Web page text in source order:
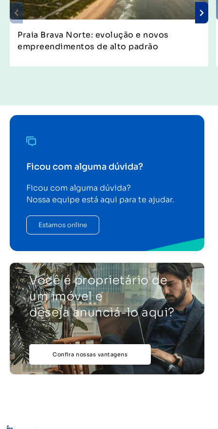
Praia Brava Norte: evolução e novos
empreendimentos de alto padrão
Ficou com alguma dúvida?
Ficou com alguma dúvida?
Nossa equipe está aqui para te ajudar.
Estamos online
Você é proprietário de
um imóvel e
deseja anunciá-lo aqui?
Confira nossas vantagens